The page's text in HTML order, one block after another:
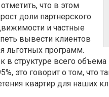
что в этом
доли партнерского
и частные
вывести клиентов
льготных программ.
в структуре всего
это говорит о том,
квартир для наших